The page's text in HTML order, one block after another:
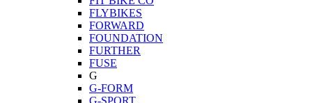
FLYBIKES
FORWARD
FOUNDATION
FURTHER
FUSE
G
G-FORM
G-SPORT